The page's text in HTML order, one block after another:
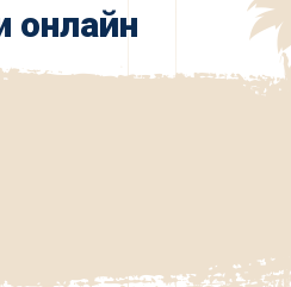
онлайн